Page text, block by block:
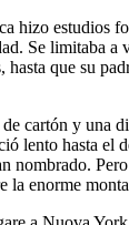
hizo
Se limitaba
que su
cartón y
lento hasta
la enorme